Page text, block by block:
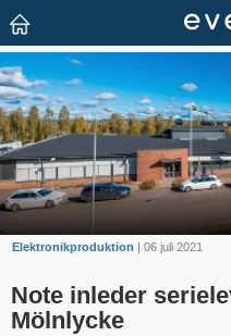
Elektronikproduktion | 06 juli 2021
Note inleder
Mölnlycke